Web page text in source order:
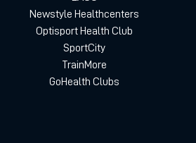
Newstyle Healthcenters
Optisport Health Club
SportCity
TrainMore
GoHealth Clubs